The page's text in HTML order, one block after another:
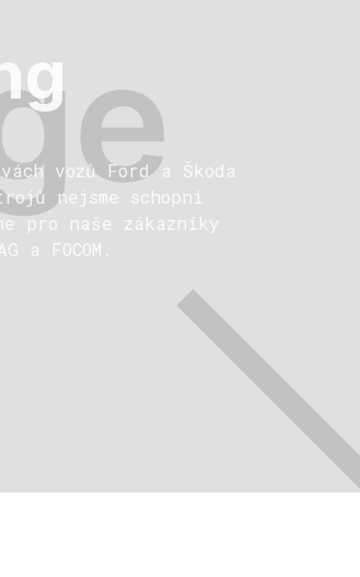
vozů Ford a Škoda
nejsme schopni
pro naše zákazníky
a FOCOM.